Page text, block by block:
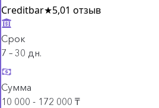
Creditbar★5,01 отзыв
Срок
7 – 30 дн.
Сумма
10 000 - 172 000 ₸